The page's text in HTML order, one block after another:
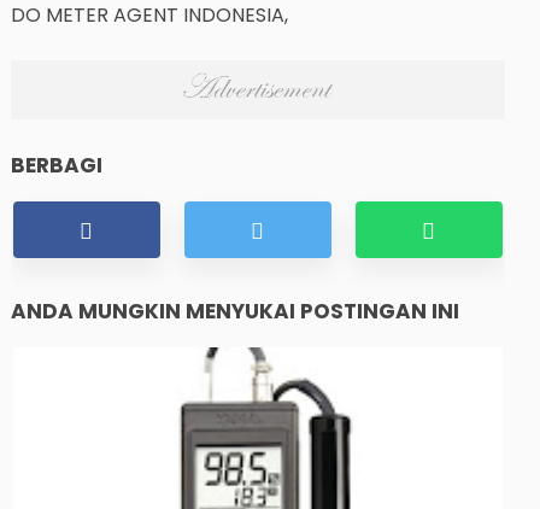
DO METER AGENT INDONESIA,
BERBAGI
ANDA MUNGKIN MENYUKAI POSTINGAN INI